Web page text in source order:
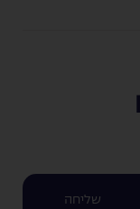
שליחה